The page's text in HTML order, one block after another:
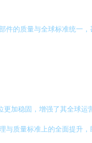
的质量与全球标准统一，
加稳固，增强了其全球运
质量标准上的全面提升，